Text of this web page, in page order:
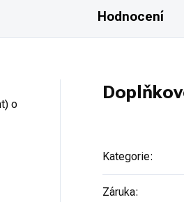
Hodnocení
o
Kategorie:
Záruka: